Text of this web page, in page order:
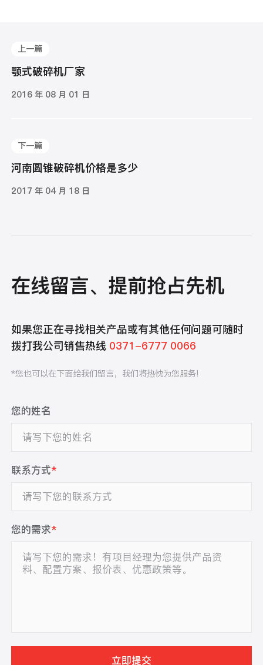
上一篇
颚式破碎机厂家
2016 年 08 月 01 日
下一篇
河南圆锥破碎机价格是多少
2017 年 04 月 18 日
在线留言、提前抢占先机
如果您正在寻找相关产品或有其他任何问题可随时
拨打我公司销售热线 0371-6777 0066
*您也可以在下面给我们留言，我们将热忱为您服务!
您的姓名
联系方式*
您的需求*
立即提交